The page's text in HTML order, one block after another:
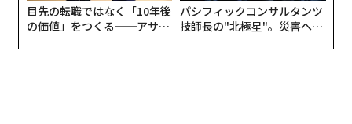
さらに運搬中にリークされた画像では、リア部分をグレ
ード間で比較することができる。ホイール形状から、手
前が下位グレード、奥が上位グレードだと推測すること
目先の転職ではなく「10年後
の価値」をつくる──アサイ
パシフィックコンサルタンツ
技師長の"北極星"。災害への